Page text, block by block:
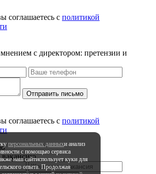
персональных данныхи анализ
с помощью сервиса
наш сайтиспользует куки для
опыта.Продолжая
соглашаетесь с политикой
с директором: претензии и
Отправить письмо
соглашаетесь с политикой
вакансию